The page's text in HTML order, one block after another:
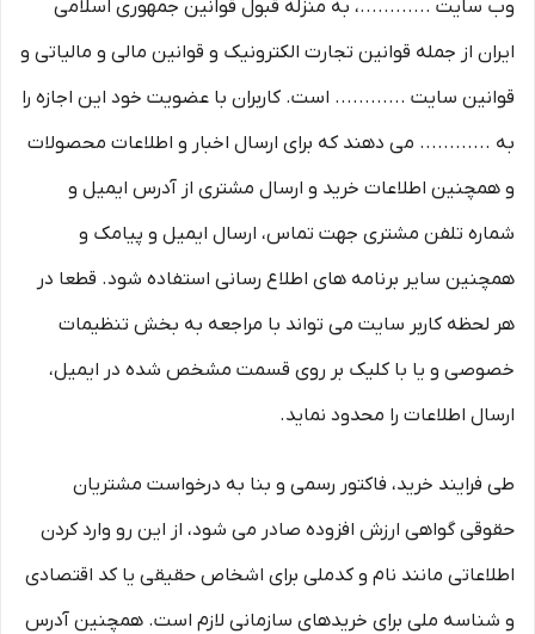
وب سایت ............، به منزله قبول قوانین جمهوری اسلامی
ایران از جمله قوانین تجارت الکترونیک و قوانین مالی و مالیاتی و
قوانین سایت ............ است. کاربران با عضویت خود این اجازه را
به ............ می دهند که برای ارسال اخبار و اطلاعات محصولات
و همچنین اطلاعات خرید و ارسال مشتری از آدرس ایمیل و
شماره تلفن مشتری جهت تماس، ارسال ایمیل و پیامک و
همچنین سایر برنامه های اطلاع رسانی استفاده شود. قطعا در
هر لحظه کاربر سایت می تواند با مراجعه به بخش تنظیمات
خصوصی و یا با کلیک بر روی قسمت مشخص شده در ایمیل،
ارسال اطلاعات را محدود نماید.
طی فرایند خرید، فاکتور رسمی و بنا به درخواست مشتریان
حقوقی گواهی ارزش افزوده صادر می شود، از این رو وارد کردن
اطلاعاتی مانند نام و کدملی برای اشخاص حقیقی یا کد اقتصادی
و شناسه ملی برای خریدهای سازمانی لازم است. همچنین آدرس